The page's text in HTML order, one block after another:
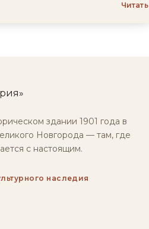
Читать
здании 1901 года в
Новгорода — там, где
с настоящим.
наследия